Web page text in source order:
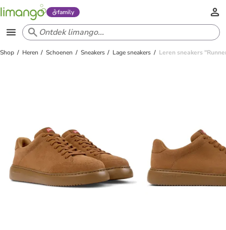
family
Shop Heren Schoenen Sneakers Lage sneakers Leren sneakers